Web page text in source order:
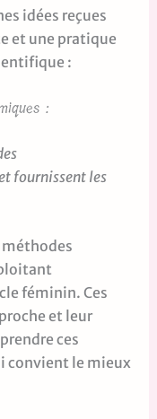
idées reçues
et une pratique
:
:
fournissent les
féminin. Ces
et leur
ces
convient le mieux